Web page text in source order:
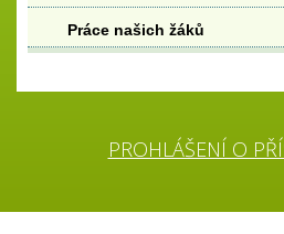
Práce našich žáků
PROHLÁŠENÍ O